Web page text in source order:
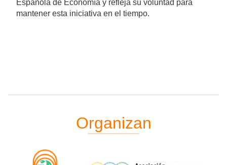
Española de Economía y refleja su voluntad para
mantener esta iniciativa en el tiempo.
Organizan